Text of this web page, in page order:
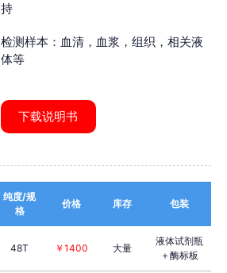
持
检测样本：血清，血浆，组织，相关液
体等
下载说明书
纯度/规
格
价格 库存 包装
48T ￥1400 大量
液体试剂瓶
＋酶标板